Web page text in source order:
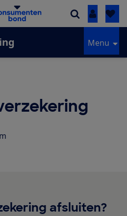
Inloggen
Menu
afsluiten?